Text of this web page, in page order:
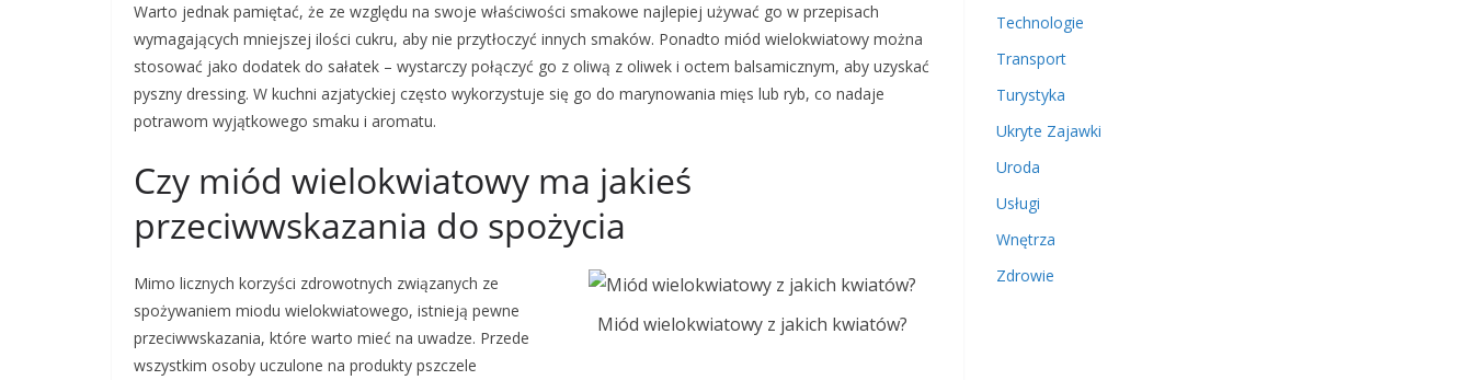
Warto jednak pamiętać, że ze względu na swoje właściwości smakowe najlepiej używać go w przepisach
wymagających mniejszej ilości cukru, aby nie przytłoczyć innych smaków. Ponadto miód wielokwiatowy można
stosować jako dodatek do sałatek – wystarczy połączyć go z oliwą z oliwek i octem balsamicznym, aby uzyskać
pyszny dressing. W kuchni azjatyckiej często wykorzystuje się go do marynowania mięs lub ryb, co nadaje
potrawom wyjątkowego smaku i aromatu.
Czy miód wielokwiatowy ma jakieś
przeciwwskazania do spożycia
Miód wielokwiatowy z jakich kwiatów?
Mimo licznych korzyści zdrowotnych związanych ze
spożywaniem miodu wielokwiatowego, istnieją pewne
przeciwwskazania, które warto mieć na uwadze. Przede
wszystkim osoby uczulone na produkty pszczele
Technologie
Transport
Turystyka
Ukryte Zajawki
Uroda
Usługi
Wnętrza
Zdrowie